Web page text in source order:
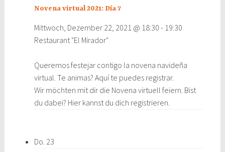
Novena virtual 2021: Día 7
Mittwoch, Dezember 22, 2021 @ 18:30 - 19:30
Restaurant "El Mirador"
Queremos festejar contigo la novena navideña
virtual. Te animas? Aquí te puedes registrar.
Wir möchten mit dir die Novena virtuell feiern. Bist
du dabei? Hier kannst du dich registrieren.
Do. 23